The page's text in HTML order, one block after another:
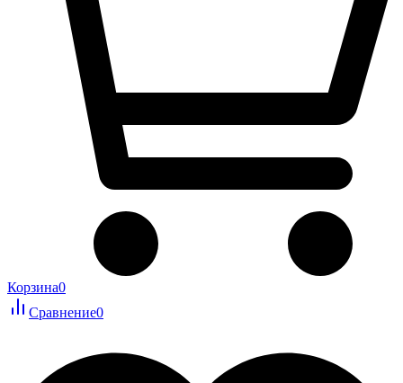
Корзина0
Сравнение0